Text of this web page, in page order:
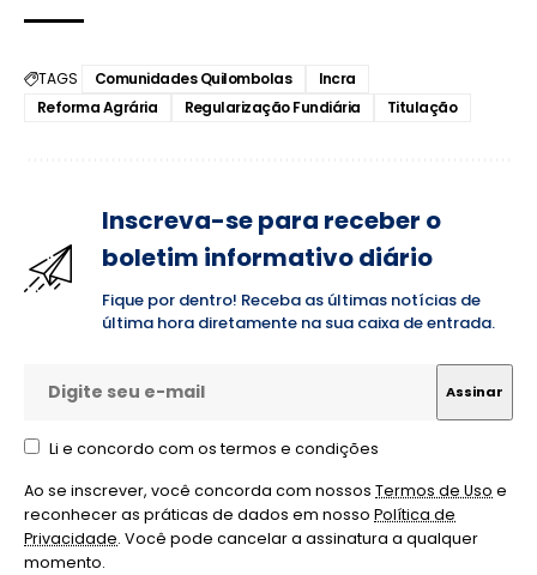
TAGS Comunidades Quilombolas
Incra
Reforma Agrária
Regularização Fundiária Titulação
Inscreva-se para receber o
boletim informativo diário
Fique por dentro! Receba as últimas notícias de
última hora diretamente na sua caixa de entrada.
Li e concordo com os termos e condições
Ao se inscrever, você concorda com nossos Termos de Uso e
reconhecer as práticas de dados em nosso Política de
Privacidade. Você pode cancelar a assinatura a qualquer
momento.